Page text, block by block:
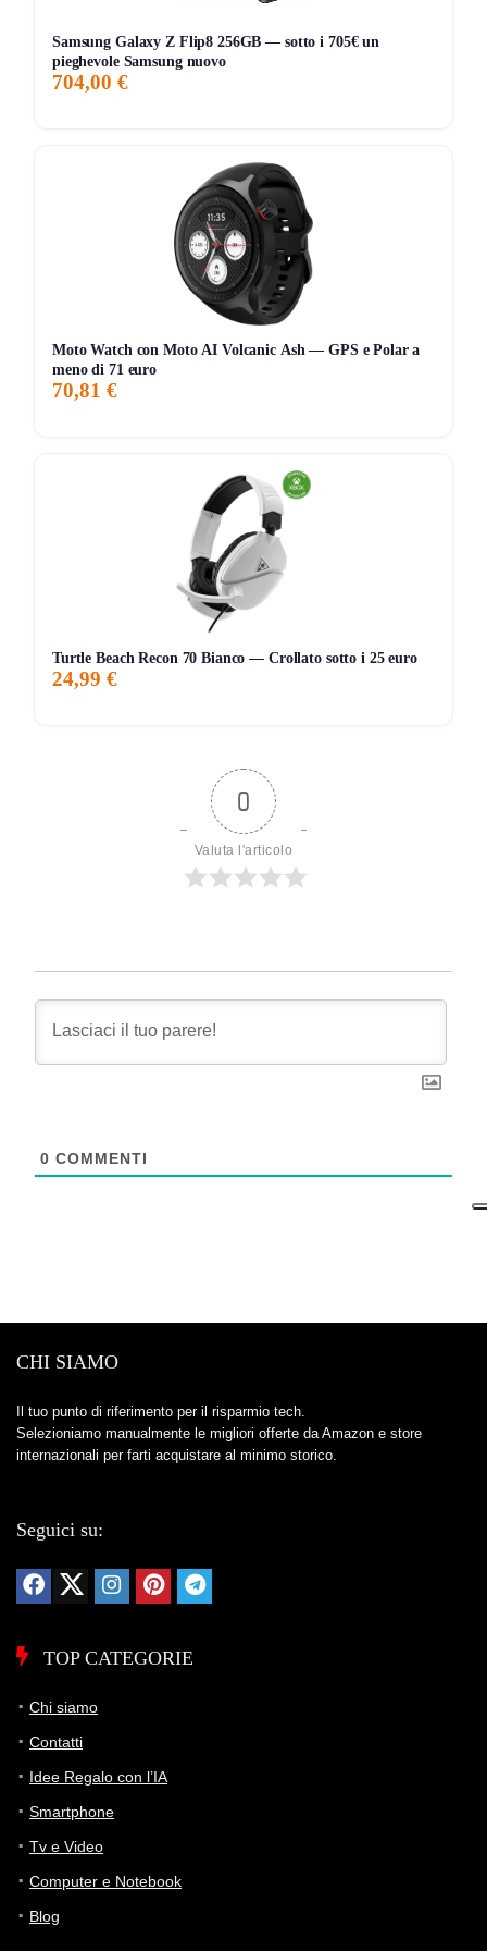
Storico Prezzo
VARIAZIONE
90G Tutto
Samsung Galaxy Z Flip8 256GB — sotto i 705€ un
pieghevole Samsung nuovo
704,00 €
Moto Watch con Moto AI Volcanic Ash — GPS e Polar a
meno di 71 euro
70,81 €
Turtle Beach Recon 70 Bianco — Crollato sotto i 25 euro
24,99 €
0
Valuta l'articolo
0 COMMENTI
CHI SIAMO
Il tuo punto di riferimento per il risparmio tech.
Selezioniamo manualmente le migliori offerte da Amazon e store
internazionali per farti acquistare al minimo storico.
Seguici su:
TOP CATEGORIE
Chi siamo
Contatti
Idee Regalo con l’IA
Smartphone
Tv e Video
Computer e Notebook
Blog